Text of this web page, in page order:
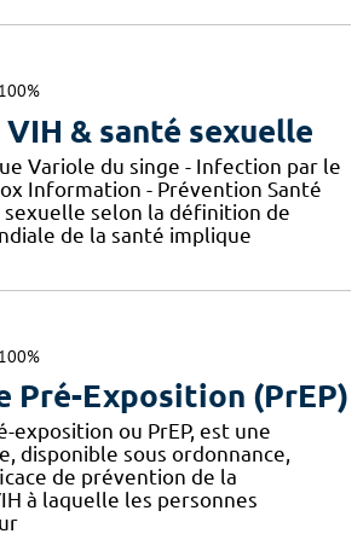
100%
& santé sexuelle
Variole du singe - Infection par le
Information - Prévention Santé
sexuelle selon la définition de
de la santé implique
100%
Pré-Exposition (PrEP)
exposition ou PrEP, est une
disponible sous ordonnance,
de prévention de la
à laquelle les personnes